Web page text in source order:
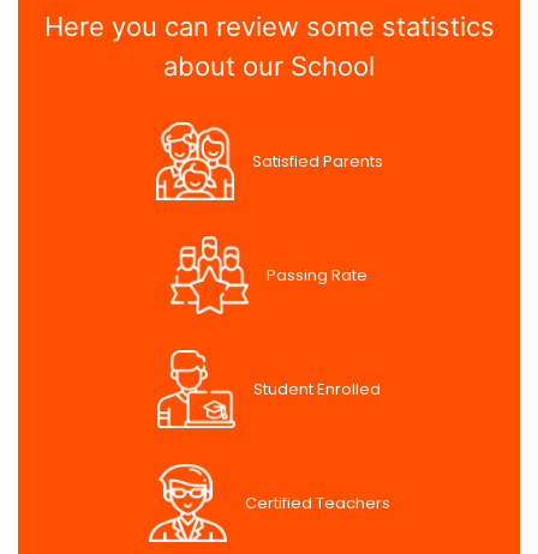
Here you can review some statistics
about our School
Satisfied Parents
Passing Rate
Student Enrolled
Certified Teachers